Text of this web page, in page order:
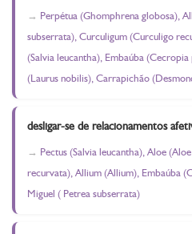
Perpétua (Ghomphrena globosa),
subserrata), Curculigum (Curculigo
(Salvia leucantha), Embaúba
(Laurus nobilis), Carrapichão
desligar-se de relacionamentos
Pectus (Salvia leucantha), Aloe
recurvata), Allium (Allium), Embaúba
Miguel ( Petrea subserrata)